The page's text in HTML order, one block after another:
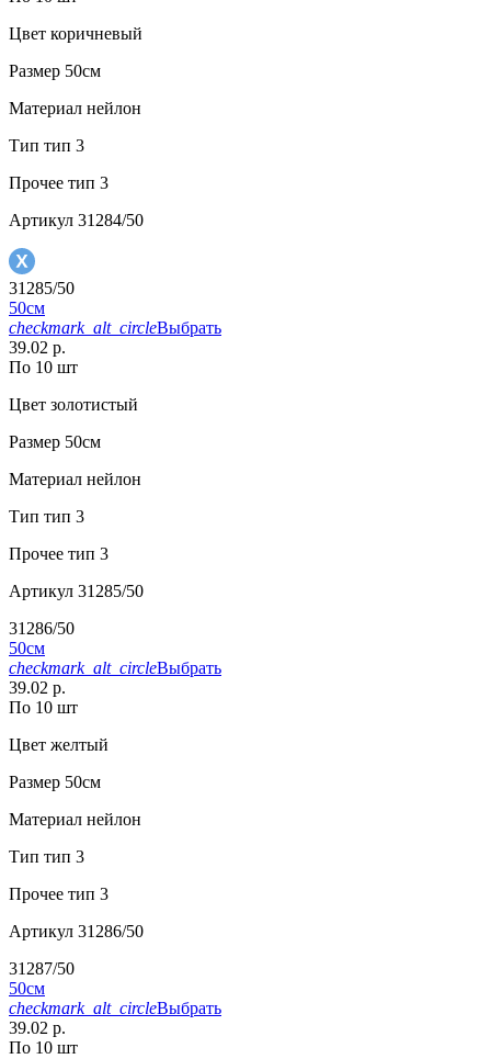
Цвет коричневый
Размер 50см
Материал нейлон
Тип тип 3
Прочее тип 3
Артикул 31284/50
31285/50
50см
checkmark_alt_circleВыбрать
39.02 р.
По 10 шт
Цвет золотистый
Размер 50см
Материал нейлон
Тип тип 3
Прочее тип 3
Артикул 31285/50
31286/50
50см
checkmark_alt_circleВыбрать
39.02 р.
По 10 шт
Цвет желтый
Размер 50см
Материал нейлон
Тип тип 3
Прочее тип 3
Артикул 31286/50
31287/50
50см
checkmark_alt_circleВыбрать
39.02 р.
По 10 шт